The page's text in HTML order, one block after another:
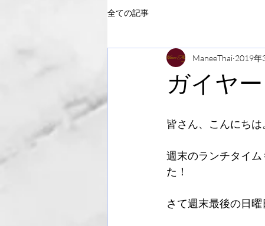
全ての記事
ガイヤ
ManeeThai 2019年
皆さん、こんにちは
週末のランチタイ
た！
さて週末最後の日